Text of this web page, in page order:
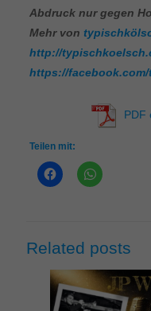
Abdruck nur gegen
Mehr von
http://
https://
PDF
Teilen mit:
Related posts